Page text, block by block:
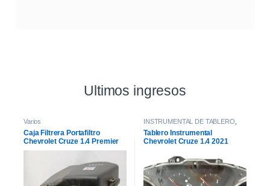
Ultimos ingresos
Varios
Caja Filtrera Portafiltro
Chevrolet Cruze 1.4 Premier
19/21
INSTRUMENTAL DE TABLERO
Tablero Instrumental
Chevrolet Cruze 1.4 2021